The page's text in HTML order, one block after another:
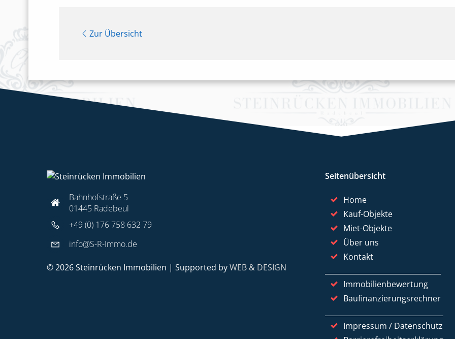
Zur Übersicht
Bahnhofstraße 5
01445 Radebeul
+49 (0) 176 758 632 79
info@S-R-Immo.de
© 2026 Steinrücken Immobilien | Supported byWEB & DESIGN
Seitenübersicht
Home
Kauf-Objekte
Miet-Objekte
Über uns
Kontakt
Immobilienbewertung
Baufinanzierungsrechner
Impressum / Datenschutz